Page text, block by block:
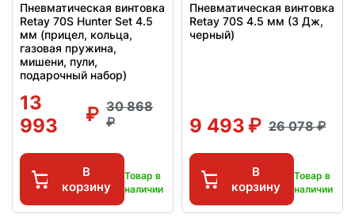
Пневматическая винтовка
Retay 70S Hunter Set 4.5
мм (прицел, кольца,
газовая пружина,
мишени, пули,
подарочный набор)
13
993
30 868
В
корзину
Товар в
наличии
Пневматическая винтовка
Retay 70S 4.5 мм (3 Дж,
черный)
9 493 26 078
В
корзину
Товар в
наличии